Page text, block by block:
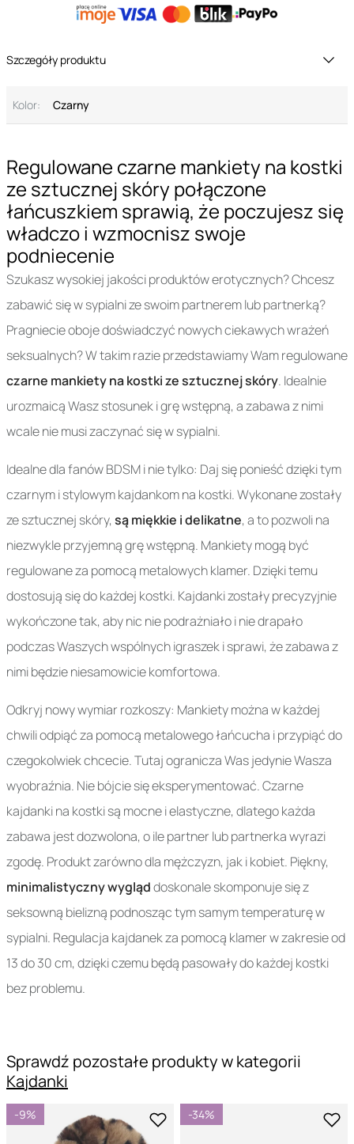
Regulowane czarne mankiety na kostki
ze sztucznej skóry połączone
łańcuszkiem sprawią, że poczujesz się
władczo i wzmocnisz swoje
podniecenie
Szukasz wysokiej jakości produktów erotycznych? Chcesz
zabawić się w sypialni ze swoim partnerem lub partnerką?
Pragniecie oboje doświadczyć nowych ciekawych wrażeń
seksualnych? W takim razie przedstawiamy Wam regulowane
czarne mankiety na kostki ze sztucznej skóry. Idealnie
urozmaicą Wasz stosunek i grę wstępną, a zabawa z nimi
wcale nie musi zaczynać się w sypialni.
Idealne dla fanów BDSM i nie tylko: Daj się ponieść dzięki tym
czarnym i stylowym kajdankom na kostki. Wykonane zostały
ze sztucznej skóry, są miękkie i delikatne, a to pozwoli na
niezwykle przyjemną grę wstępną. Mankiety mogą być
regulowane za pomocą metalowych klamer. Dzięki temu
dostosują się do każdej kostki. Kajdanki zostały precyzyjnie
wykończone tak, aby nic nie podrażniało i nie drapało
podczas Waszych wspólnych igraszek i sprawi, że zabawa z
nimi będzie niesamowicie komfortowa.
Odkryj nowy wymiar rozkoszy: Mankiety można w każdej
chwili odpiąć za pomocą metalowego łańcucha i przypiąć do
czegokolwiek chcecie. Tutaj ogranicza Was jedynie Wasza
wyobraźnia. Nie bójcie się eksperymentować. Czarne
kajdanki na kostki są mocne i elastyczne, dlatego każda
zabawa jest dozwolona, o ile partner lub partnerka wyrazi
zgodę. Produkt zarówno dla mężczyzn, jak i kobiet. Piękny,
minimalistyczny wygląddoskonale skomponuje się z
seksowną bielizną podnosząc tym samym temperaturę w
sypialni. Regulacja kajdanek za pomocą klamer w zakresie od
13 do 30 cm, dzięki czemu będą pasowały do każdej kostki
bez problemu.
Szczegóły produktu
Kolor: Czarny
Sprawdź pozostałe produkty w kategorii
Kajdanki
-9% -34%